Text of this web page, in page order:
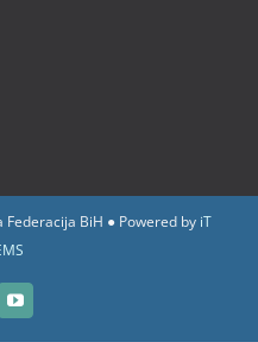
BiH ● Powered by iT
YouTube